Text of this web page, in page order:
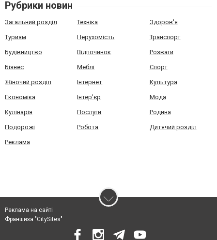
Рубрики новин
Загальний розділ Техніка Здоров'я
Туризм Нерухомість Транспорт
Будівництво Відпочинок Розваги
Бізнес Меблі Спорт
Жіночий розділ Інтернет Культура
Економіка Інтер'єр Мода
Кулінарія Послуги Родина
Подорожі Робота Дитячий розділ
Реклама
Реклама на сайті
Франшиза "CitySites"